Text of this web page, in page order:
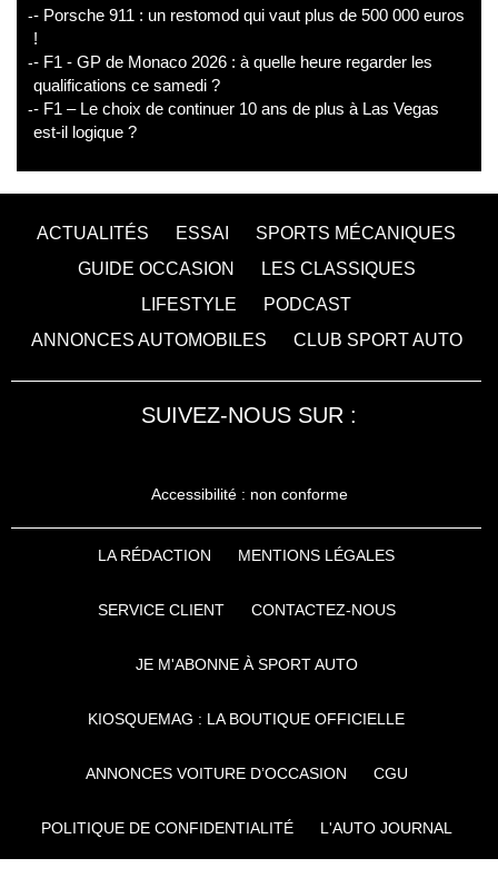
- Porsche 911 : un restomod qui vaut plus de 500 000 euros
!
- F1 - GP de Monaco 2026 : à quelle heure regarder les
qualifications ce samedi ?
- F1 – Le choix de continuer 10 ans de plus à Las Vegas
est-il logique ?
ACTUALITÉS ESSAI
SPORTS MÉCANIQUES
GUIDE OCCASION
LES CLASSIQUES
LIFESTYLE
PODCAST
ANNONCES AUTOMOBILES
CLUB SPORT AUTO
SUIVEZ-NOUS SUR :
Accessibilité : non conforme
LA RÉDACTION MENTIONS LÉGALES
SERVICE CLIENT CONTACTEZ-NOUS
JE M'ABONNE À SPORT AUTO
KIOSQUEMAG : LA BOUTIQUE OFFICIELLE
ANNONCES VOITURE D’OCCASION CGU
POLITIQUE DE CONFIDENTIALITÉ L'AUTO JOURNAL